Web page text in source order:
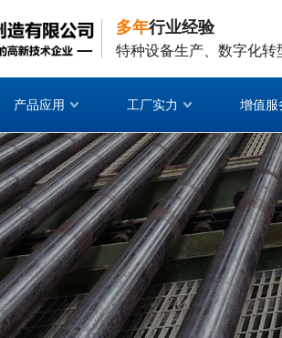
多年行业经验
特种设备生产、数字化转
产品应用 工厂实力 增值服